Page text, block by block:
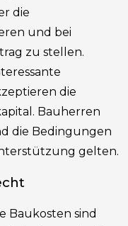
die
und bei
zu stellen.
die
Bauherren
die Bedingungen
gelten.
Baukosten sind